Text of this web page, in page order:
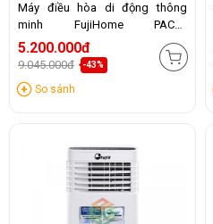
Máy điều hòa di động thông
minh FujiHome PAC09
(9000BTU)
5.200.000đ
9.045.000đ -43%
So sánh